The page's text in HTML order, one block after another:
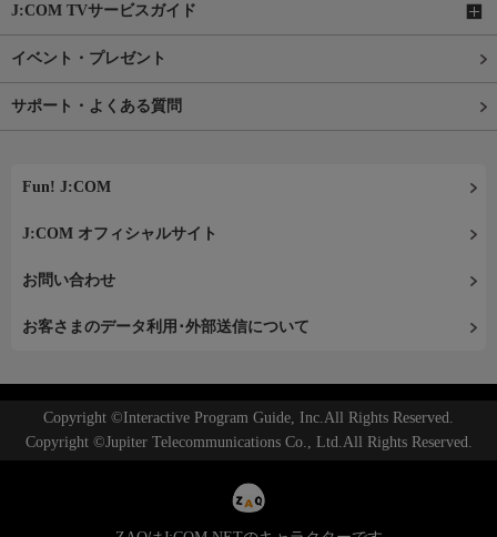
J:COM TVサービスガイド
イベント・プレゼント
サポート・よくある質問
Fun! J:COM
J:COM オフィシャルサイト
お問い合わせ
お客さまのデータ利用･外部送信について
Copyright ©Interactive Program Guide, Inc.All Rights Reserved.
Copyright ©Jupiter Telecommunications Co., Ltd.All Rights Reserved.